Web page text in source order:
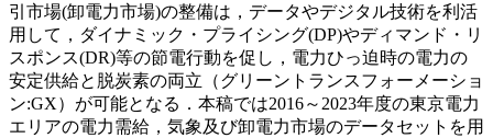
引市場(卸電力市場)の整備は，データやデジタル技術を利活
用して，ダイナミック・プライシング(DP)やディマンド・リ
スポンス(DR)等の節電行動を促し，電力ひっ迫時の電力の
安定供給と脱炭素の両立（グリーントランスフォーメーショ
ン:GX）が可能となる．本稿では2016～2023年度の東京電力
エリアの電力需給，気象及び卸電力市場のデータセットを用